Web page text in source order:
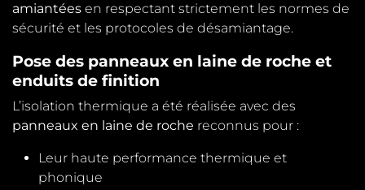
amiantées en respectant strictement les normes de
sécurité et les protocoles de désamiantage.
Pose des panneaux en laine de roche et
enduits de finition
L’isolation thermique a été réalisée avec des
panneaux en laine de roche reconnus pour :
Leur haute performance thermique et
phonique